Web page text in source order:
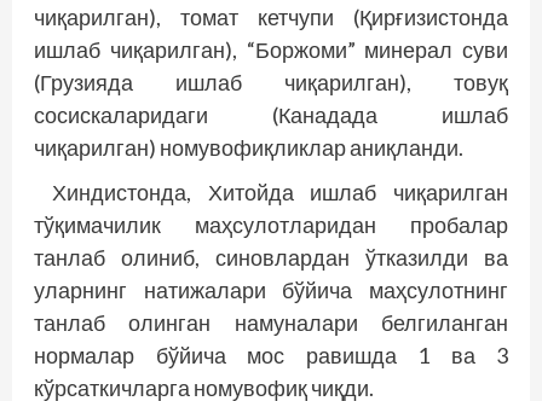
чиқарилган), томат кетчупи (Қирғизистонда
ишлаб чиқарилган), “Боржоми” минерал суви
(Грузияда ишлаб чиқарилган), товуқ
сосискаларидаги (Канадада ишлаб
чиқарилган) номувофиқликлар аниқланди.
Хиндистонда, Хитойда ишлаб чиқарилган
тўқимачилик маҳсулотларидан пробалар
танлаб олиниб, синовлардан ўтказилди ва
уларнинг натижалари бўйича маҳсулотнинг
танлаб олинган намуналари белгиланган
нормалар бўйича мос равишда 1 ва 3
кўрсаткичларга номувофиқ чиқди.